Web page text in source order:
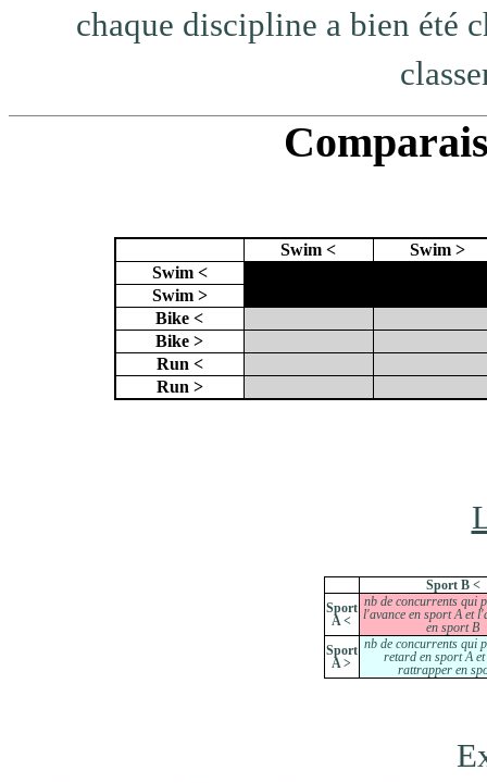
chaque discipline a bien été
Swim <
Swim >
Swim <
Swim >
Bike <
Bike >
Run <
Run >
Sport B <
Sport
A <
nb de concurrents qui
l'avance en sport A et
en sport B
Sport
A >
nb de concurrents qui
retard en sport A et
rattrapper en